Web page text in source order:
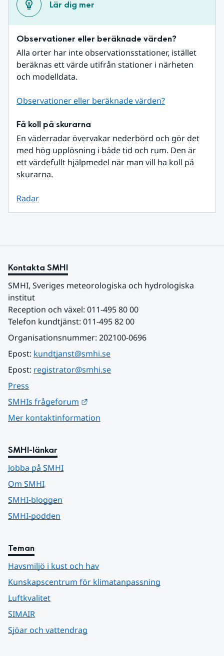
Lär dig mer
Observationer eller beräknade värden?
Alla orter har inte observationsstationer, istället
beräknas ett värde utifrån stationer i närheten
och modelldata.
Observationer eller beräknade värden?
Få koll på skurarna
En väderradar övervakar nederbörd och gör det
med hög upplösning i både tid och rum. Den är
ett värdefullt hjälpmedel när man vill ha koll på
skurarna.
Radar
Kontakta SMHI
SMHI, Sveriges meteorologiska och hydrologiska
institut
Reception och växel: 011-495 80 00
Telefon kundtjänst: 011-495 82 00
Organisationsnummer: 202100-0696
Epost: kundtjanst@smhi.se
Epost: registrator@smhi.se
Press
SMHIs frågeforum
Mer kontaktinformation
SMHI-länkar
Jobba på SMHI
Om SMHI
SMHI-bloggen
SMHI-podden
Teman
Havsmiljö i kust och hav
Kunskapscentrum för klimatanpassning
Luftkvalitet
SIMAIR
Sjöar och vattendrag